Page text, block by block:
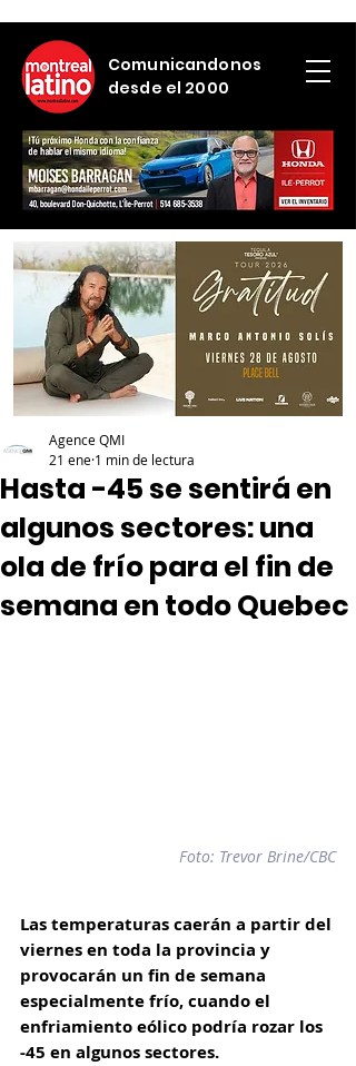
Comunicandonos
desde el 2000
Hasta -45 se sentirá en
algunos sectores: una
ola de frío para el fin de
semana en todo Quebec
Agence QMI
21 ene 1 min de lectura
Foto: Trevor Brine/CBC
Las temperaturas caerán a partir del
viernes en toda la provincia y
provocarán un fin de semana
especialmente frío, cuando el
enfriamiento eólico podría rozar los
-45 en algunos sectores.